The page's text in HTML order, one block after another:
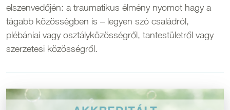
elszenvedőjén: a traumatikus élmény nyomot hagy a
tágabb közösségben is – legyen szó családról,
plébániai vagy osztályközösségről, tantestületről vagy
szerzetesi közösségről.
Kép